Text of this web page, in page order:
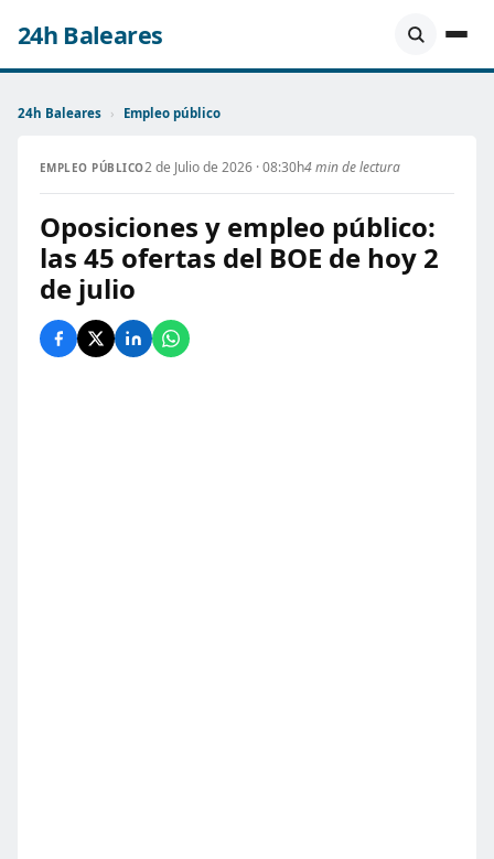
24h Baleares
24h Baleares › Empleo público
EMPLEO PÚBLICO2 de Julio de 2026 · 08:30h4 min de lectura
Oposiciones y empleo público:
las 45 ofertas del BOE de hoy 2
de julio